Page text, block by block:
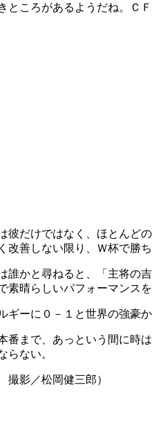
ところがあるようだね。Ｃ
彼だけではなく、ほとんど
改善しない限り、Ｗ杯で勝
誰かと尋ねると、「主将の
素晴らしいパフォーマンス
ギーに０－１と世界の強豪
番まで、あっという間に時
らない。
撮影／松岡健三郎）